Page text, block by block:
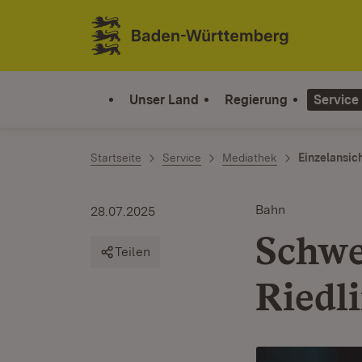
Zum Inhalt springen
Link zur Startseite
Unser Land Regierung Service
Startseite Service Mediathek
Bahn
28.07.2025
Teilen